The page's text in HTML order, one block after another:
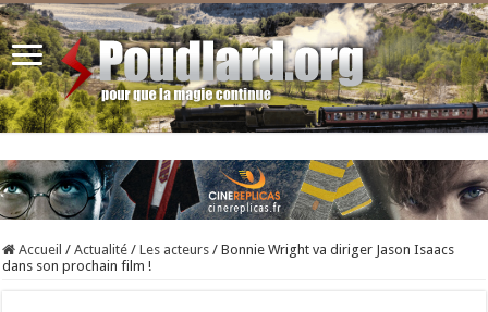
Accueil / Actualité / Les acteurs / Bonnie Wright va diriger Jason Isaacs
dans son prochain film !